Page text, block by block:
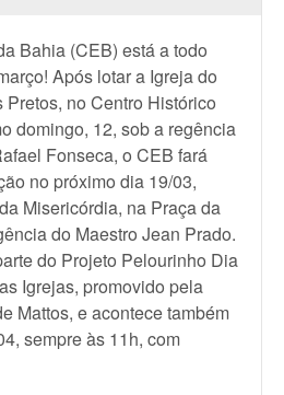
Bahia (CEB) está a todo
Após lotar a Igreja do
no Centro Histórico
domingo, 12, sob a regência
Fonseca, o CEB fará
no próximo dia 19/03,
Misericórdia, na Praça da
do Maestro Jean Prado.
do Projeto Pelourinho Dia
Igrejas, promovido pela
Mattos, e acontece também
sempre às 11h, com